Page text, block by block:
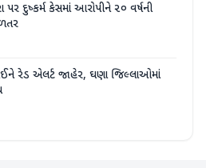
પર દુષ્કર્મ કેસમાં આરોપીને ૨૦ વર્ષની
રેડ એલર્ટ જાહેર, ઘણા જિલ્લાઓમાં